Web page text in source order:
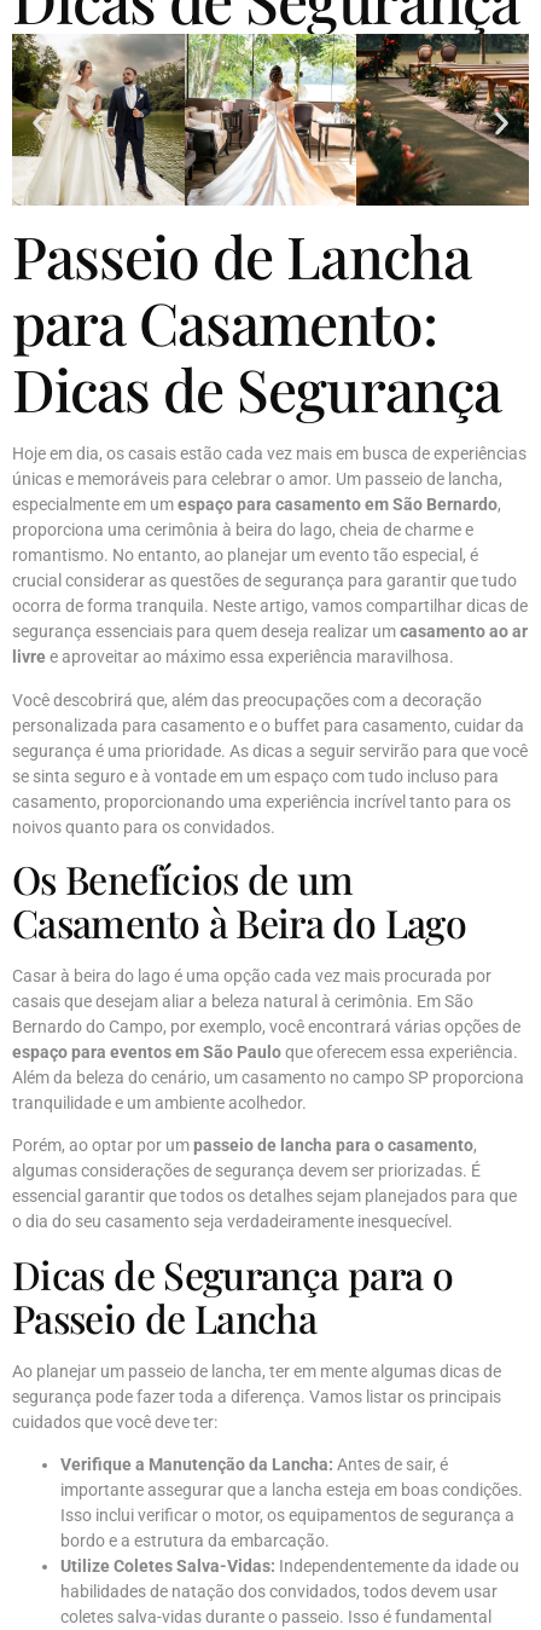
Passeio de Lancha
para Casamento:
Dicas de Segurança
Hoje em dia, os casais estão cada vez mais em busca de experiências
únicas e memoráveis para celebrar o amor. Um passeio de lancha,
especialmente em umespaço para casamento em São Bernardo,
proporciona uma cerimônia à beira do lago, cheia de charme e
romantismo. No entanto, ao planejar um evento tão especial, é
crucial considerar as questões de segurança para garantir que tudo
ocorra de forma tranquila. Neste artigo, vamos compartilhar dicas de
segurança essenciais para quem deseja realizar umcasamento ao ar
livree aproveitar ao máximo essa experiência maravilhosa.
Você descobrirá que, além das preocupações com a decoração
personalizada para casamento e o buffet para casamento, cuidar da
segurança é uma prioridade. As dicas a seguir servirão para que você
se sinta seguro e à vontade em um espaço com tudo incluso para
casamento, proporcionando uma experiência incrível tanto para os
noivos quanto para os convidados.
Os Benefícios de um
Casamento à Beira do Lago
Casar à beira do lago é uma opção cada vez mais procurada por
casais que desejam aliar a beleza natural à cerimônia. Em São
Bernardo do Campo, por exemplo, você encontrará várias opções de
espaço para eventos em São Pauloque oferecem essa experiência.
Além da beleza do cenário, um casamento no campo SP proporciona
tranquilidade e um ambiente acolhedor.
Porém, ao optar por umpasseio de lancha para o casamento,
algumas considerações de segurança devem ser priorizadas. É
essencial garantir que todos os detalhes sejam planejados para que
o dia do seu casamento seja verdadeiramente inesquecível.
Dicas de Segurança para o
Passeio de Lancha
Ao planejar um passeio de lancha, ter em mente algumas dicas de
segurança pode fazer toda a diferença. Vamos listar os principais
cuidados que você deve ter:
Verifique a Manutenção da Lancha: Antes de sair, é
importante assegurar que a lancha esteja em boas condições.
Isso inclui verificar o motor, os equipamentos de segurança a
bordo e a estrutura da embarcação.
Utilize Coletes Salva-Vidas: Independentemente da idade ou
habilidades de natação dos convidados, todos devem usar
coletes salva-vidas durante o passeio. Isso é fundamental